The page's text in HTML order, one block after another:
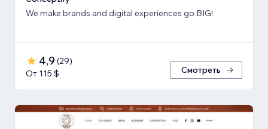
We make brands and digital experiences go BIG!
4,9 (29)
От 115 $
Смотреть